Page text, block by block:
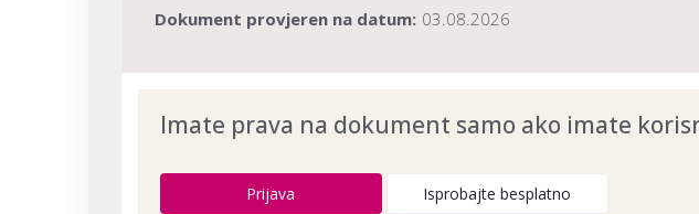
Dokument provjeren na datum: 03.08.2026
Imate prava na dokument samo ako imate
Prijava Isprobajte besplatno